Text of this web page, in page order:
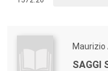
Maurizio
SAGGI